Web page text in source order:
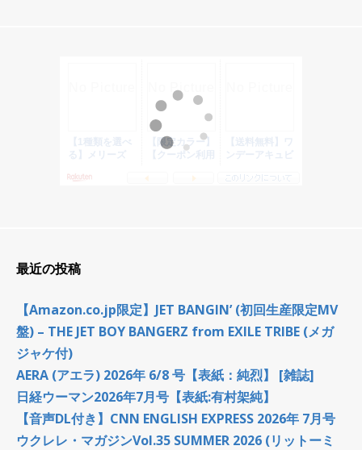
最近の投稿
【Amazon.co.jp限定】JET BANGIN’ (初回生産限定MV
盤) – THE JET BOY BANGERZ from EXILE TRIBE (メガ
ジャケ付)
AERA (アエラ) 2026年 6/8 号【表紙：純烈】 [雑誌]
日経ウーマン2026年7月号【表紙:有村架純】
【音声DL付き】CNN ENGLISH EXPRESS 2026年 7月号
ウクレレ・マガジンVol.35 SUMMER 2026 (リットーミ